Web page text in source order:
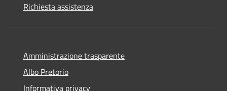
Richiesta assistenza
Amministrazione trasparente
Albo Pretorio
Informativa privacy